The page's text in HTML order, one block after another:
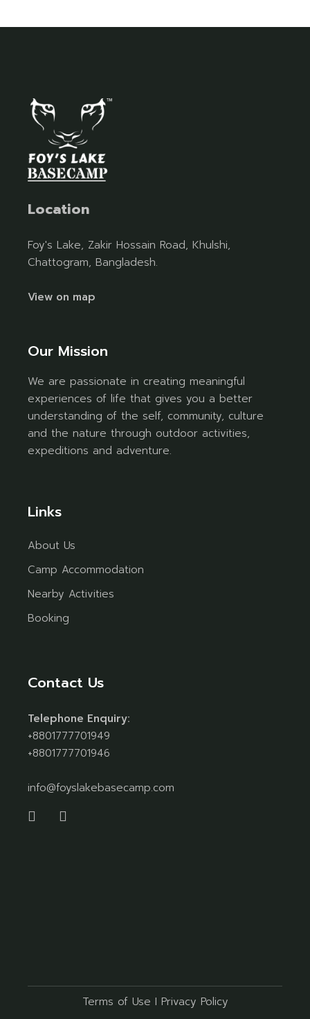
Location
Foy's Lake, Zakir Hossain Road, Khulshi,
Chattogram, Bangladesh.
View on map
Our Mission
We are passionate in creating meaningful
experiences of life that gives you a better
understanding of the self, community, culture
and the nature through outdoor activities,
expeditions and adventure.
Links
About Us
Camp Accommodation
Nearby Activities
Booking
Contact Us
Telephone Enquiry:
+8801777701949
+8801777701946
info@foyslakebasecamp.com
Terms of Use I Privacy Policy